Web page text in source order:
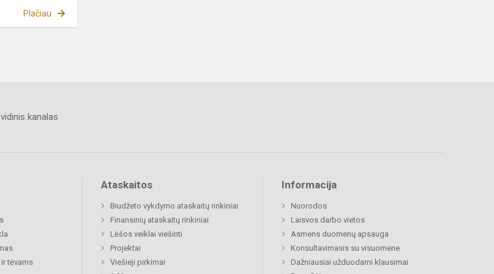
Plačiau
kanalas
tėvams
Ataskaitos
Biudžeto vykdymo ataskaitų rinkiniai
Finansinių ataskaitų rinkiniai
Lėšos veiklai viešinti
Projektai
Viešieji pirkimai
Informacija
Nuorodos
Laisvos darbo vietos
Asmens duomenų apsauga
Konsultavimasis su visuomene
Dažniausiai užduodami klausimai